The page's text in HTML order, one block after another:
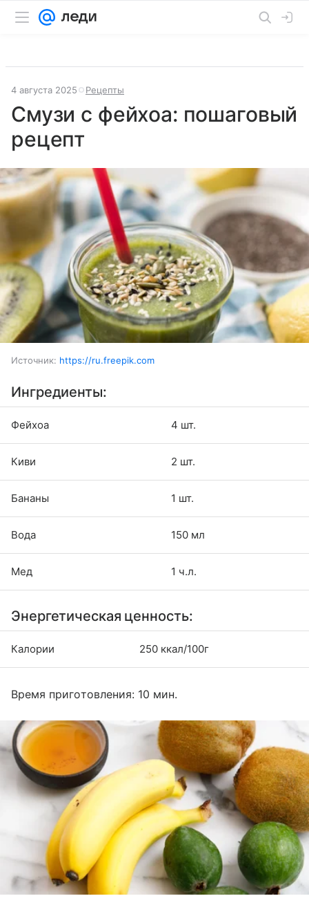
4 августа 2025 Рецепты
Смузи с фейхоа: пошаговый
рецепт
Источник: https://ru.freepik.com
Ингредиенты:
Фейхоа 4 шт.
Киви 2 шт.
Бананы 1 шт.
Вода 150 мл
Мед 1 ч.л.
Энергетическая ценность:
Калории 250 ккал/100г
Время приготовления: 10 мин.